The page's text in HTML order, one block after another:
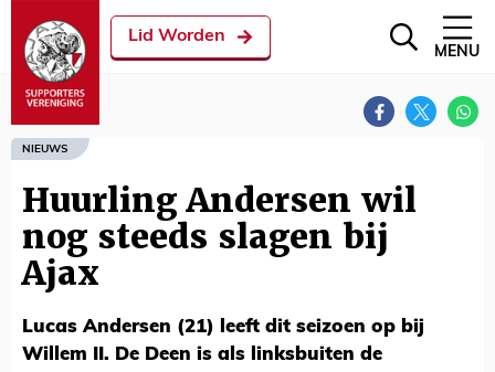
Lid Worden
MENU
NIEUWS
Huurling Andersen wil
nog steeds slagen bij
Ajax
Lucas Andersen (21) leeft dit seizoen op bij
Willem II. De Deen is als linksbuiten de